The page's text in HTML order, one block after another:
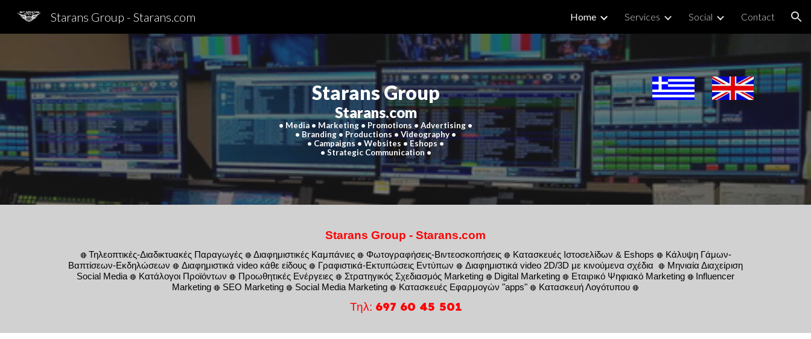
Starans Group - Starans.com Home Services Social Contact
Starans Group
Starans.com
• Media • Marketing • Promotions • Advertising •
• Branding • Productions • Videography •
• Campaigns • Websites • Eshops •
• Strategic Communication •
Starans Group - Starans.com
🔴 Τηλεοπτικές-Διαδικτυακές Παραγωγές 🔴 Διαφημιστικές Καμπάνιες 🔴 Φωτογραφήσεις-Βιντεοσκοπήσεις 🔴 Κατασκευές Ιστοσελίδων & Εshops 🔴 Κάλυψη Γάμων-
Βαπτίσεων-Εκδηλώσεων 🔴 Διαφημιστικά video κάθε είδους 🔴 Γραφιστικά-Εκτυπώσεις Εντύπων 🔴 Διαφημιστικά video 2D/3D με κινούμενα σχέδια 🔴 Μηνιαία Διαχείριση
Social Media 🔴 Κατάλογοι Προϊόντων 🔴 Προωθητικές Ενέργειες 🔴 Στρατηγικός Σχεδιασμός Marketing 🔴 Digital Marketing 🔴 Εταιρικό Ψηφιακό Marketing 🔴
Influencer
Marketing 🔴 SEO Marketing 🔴 Social Media Marketing 🔴 Κατασκευές Εφαρμογών "apps" 🔴 Κατασκευή Λoγότυπoυ 🔴
Τηλ: 697 60 45 501